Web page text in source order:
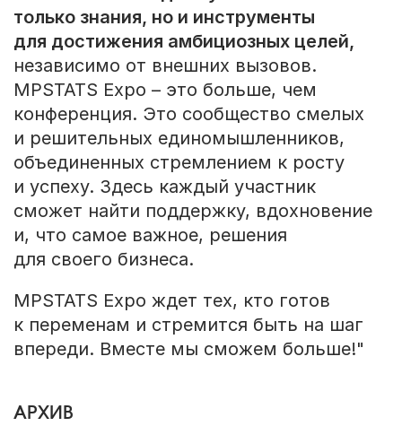
только знания, но и инструменты
для достижения амбициозных целей,
независимо от внешних вызовов.
MPSTATS Expo – это больше, чем
конференция. Это сообщество смелых
и решительных единомышленников,
объединенных стремлением к росту
и успеху. Здесь каждый участник
сможет найти поддержку, вдохновение
и, что самое важное, решения
для своего бизнеса.
MPSTATS Expo ждет тех, кто готов
к переменам и стремится быть на шаг
впереди. Вместе мы сможем больше!"
АРХИВ